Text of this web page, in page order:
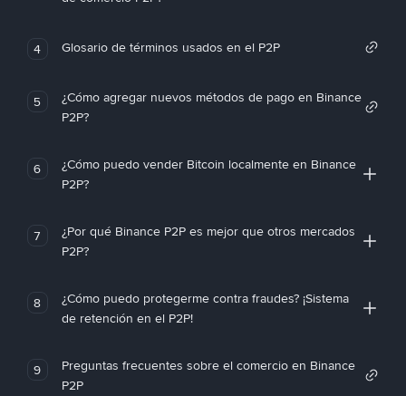
4 Glosario de términos usados en el P2P
5
¿Cómo agregar nuevos métodos de pago en Binance
P2P?
6
¿Cómo puedo vender Bitcoin localmente en Binance
P2P?
7
¿Por qué Binance P2P es mejor que otros mercados
P2P?
8
¿Cómo puedo protegerme contra fraudes? ¡Sistema
de retención en el P2P!
9
Preguntas frecuentes sobre el comercio en Binance
P2P